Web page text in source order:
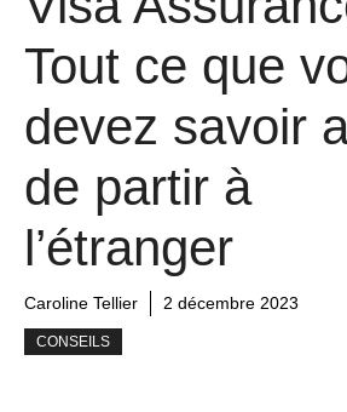
Tout ce que
devez savoir
de partir à
l’étranger
Caroline Tellier 2 décembre 2023
CONSEILS